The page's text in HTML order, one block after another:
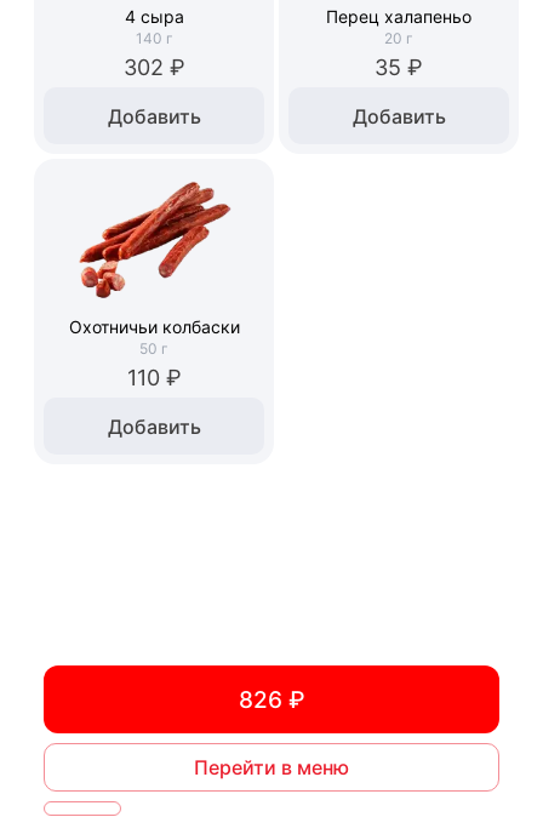
4 сыра
140 г
302 ₽
Добавить
Перец халапеньо
20 г
35 ₽
Добавить
Охотничьи колбаски
50 г
110 ₽
Добавить
826 ₽
Перейти в меню